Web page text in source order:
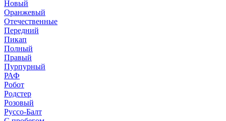
Новый
Оранжевый
Отечественные
Передний
Пикап
Полный
Правый
Пурпурный
РАФ
Робот
Родстер
Розовый
Руссо-Балт